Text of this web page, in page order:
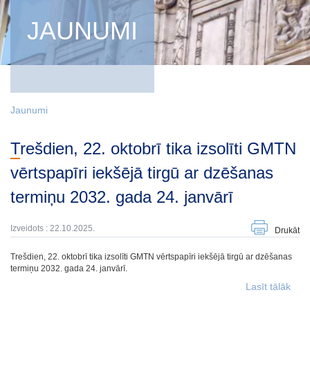
JAUNUMI
Jaunumi
Trešdien, 22. oktobrī tika izsolīti GMTN
vērtspapīri iekšējā tirgū ar dzēšanas
termiņu 2032. gada 24. janvārī
Izveidots : 22.10.2025. Drukāt
Trešdien, 22. oktobrī tika izsolīti GMTN vērtspapīri iekšējā tirgū ar dzēšanas
termiņu 2032. gada 24. janvārī.
Lasīt tālāk